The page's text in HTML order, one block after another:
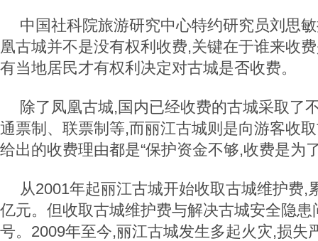
中国社科院旅游研究中心特约研究员刘思
凰古城并不是没有权利收费,关键在于谁来收
有当地居民才有权利决定对古城是否收费。
除了凤凰古城,国内已经收费的古城采取了
通票制、联票制等,而丽江古城则是向游客收
给出的收费理由都是“保护资金不够,收费是为
从2001年起丽江古城开始收取古城维护费,
亿元。但收取古城维护费与解决古城安全隐
号。2009年至今,丽江古城发生多起火灾,损失